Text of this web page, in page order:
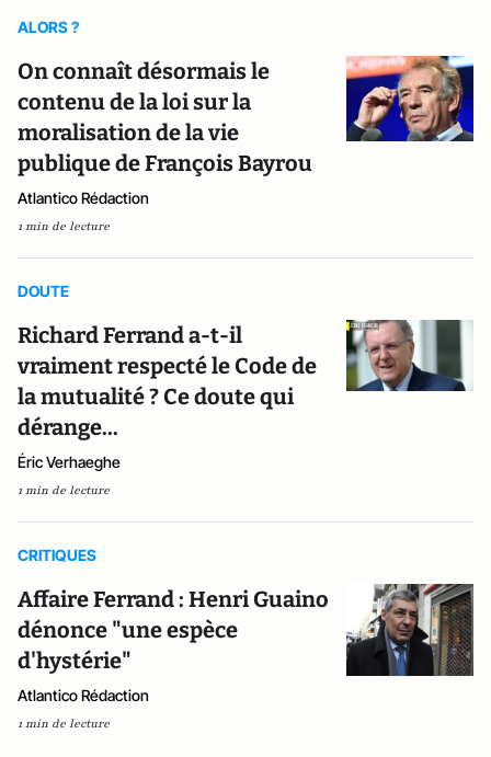
ALORS ?
On connaît désormais le
contenu de la loi sur la
moralisation de la vie
publique de François Bayrou
Atlantico Rédaction
1 min de lecture
DOUTE
Richard Ferrand a-t-il
vraiment respecté le Code de
la mutualité ? Ce doute qui
dérange...
Éric Verhaeghe
1 min de lecture
CRITIQUES
Affaire Ferrand : Henri Guaino
dénonce "une espèce
d'hystérie"
Atlantico Rédaction
1 min de lecture